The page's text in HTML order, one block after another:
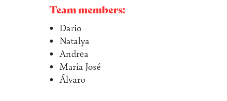
Team members:
Dario
Natalya
Andrea
Maria José
Álvaro